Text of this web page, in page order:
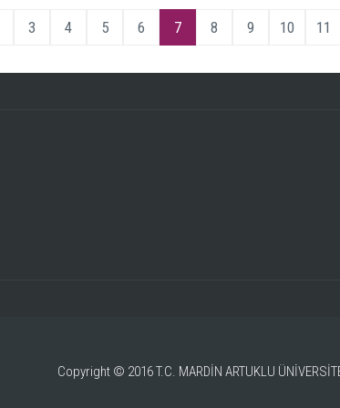
3 4 5 6 7 8 9 10 11
Copyright © 2016 T.C. MARDİN ARTUKLU